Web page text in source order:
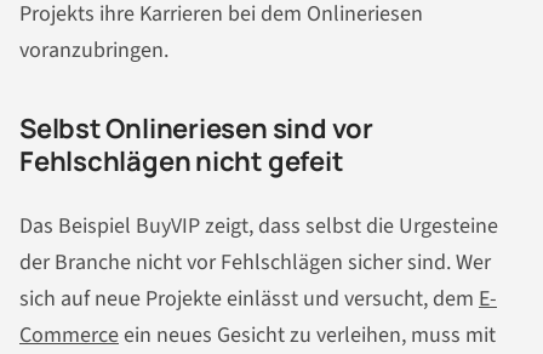
Projekts ihre Karrieren bei dem Onlineriesen
voranzubringen.
Selbst Onlineriesen sind vor
Fehlschlägen nicht gefeit
Das Beispiel BuyVIP zeigt, dass selbst die Urgesteine
der Branche nicht vor Fehlschlägen sicher sind. Wer
sich auf neue Projekte einlässt und versucht, dem E-
Commerceein neues Gesicht zu verleihen, muss mit